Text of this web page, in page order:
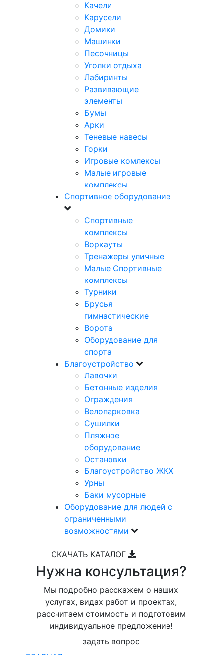
Качели
Карусели
Домики
Машинки
Песочницы
Уголки отдыха
Лабиринты
Развивающие
элементы
Бумы
Арки
Теневые навесы
Горки
Игровые комлексы
Малые игровые
комплексы
Спортивное оборудование
Спортивные
комплексы
Воркауты
Тренажеры уличные
Малые Спортивные
комплексы
Турники
Брусья
гимнастические
Ворота
Оборудование для
спорта
Благоустройство
Лавочки
Бетонные изделия
Ограждения
Велопарковка
Сушилки
Пляжное
оборудование
Остановки
Благоустройство ЖКХ
Урны
Баки мусорные
Оборудование для людей с
ограниченными
возможностями
СКАЧАТЬ КАТАЛОГ
Нужна консультация?
Мы подробно расскажем о наших
услугах, видах работ и проектах,
рассчитаем стоимость и подготовим
индивидуальное предложение!
задать вопрос